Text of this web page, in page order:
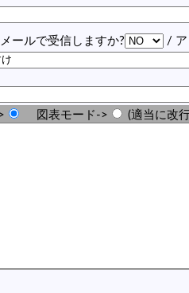
ールで受信しますか?
/ ア
図表モード-> (適当に改